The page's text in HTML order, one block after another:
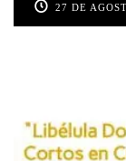
27 DE